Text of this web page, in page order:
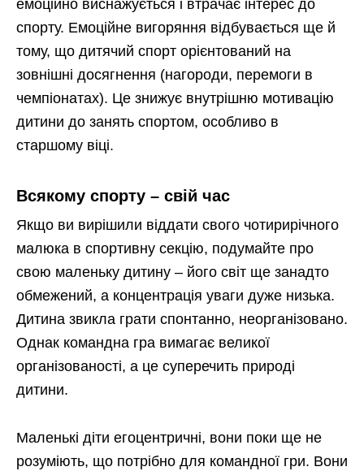
емоційно виснажується і втрачає інтерес до
спорту. Емоційне вигоряння відбувається ще й
тому, що дитячий спорт орієнтований на
зовнішні досягнення (нагороди, перемоги в
чемпіонатах). Це знижує внутрішню мотивацію
дитини до занять спортом, особливо в
старшому віці.
Всякому спорту – свій час
Якщо ви вирішили віддати свого чотирирічного
малюка в спортивну секцію, подумайте про
свою маленьку дитину – його світ ще занадто
обмежений, а концентрація уваги дуже низька.
Дитина звикла грати спонтанно, неорганізовано.
Однак командна гра вимагає великої
організованості, а це суперечить природі
дитини.
Маленькі діти егоцентричні, вони поки ще не
розуміють, що потрібно для командної гри. Вони